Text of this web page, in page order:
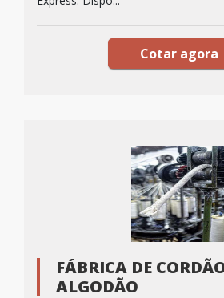
Cotar agora
FÁBRICA DE
ALGODÃO